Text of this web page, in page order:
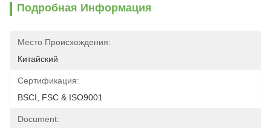
Подробная Информация
Место Происхождения:
Китайский
Сертификация:
BSCI, FSC & ISO9001
Document: